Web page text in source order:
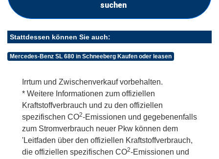
suchen
Stattdessen können Sie auch:
Mercedes-Benz SL 680 in Schneeberg Kaufen oder leasen
Irrtum und Zwischenverkauf vorbehalten.
* Weitere Informationen zum offiziellen
Kraftstoffverbrauch und zu den offiziellen
spezifischen CO2-Emissionen und gegebenenfalls
zum Stromverbrauch neuer Pkw können dem
'Leitfaden über den offiziellen Kraftstoffverbrauch,
die offiziellen spezifischen CO2-Emissionen und